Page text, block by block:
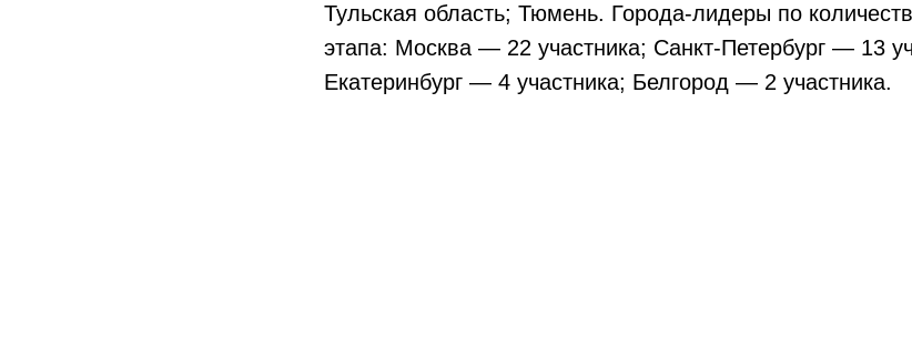
Тульская область; Тюмень. Города-лидеры по
этапа: Москва — 22 участника; Санкт-Петербург — 13
Екатеринбург — 4 участника; Белгород — 2 участника.